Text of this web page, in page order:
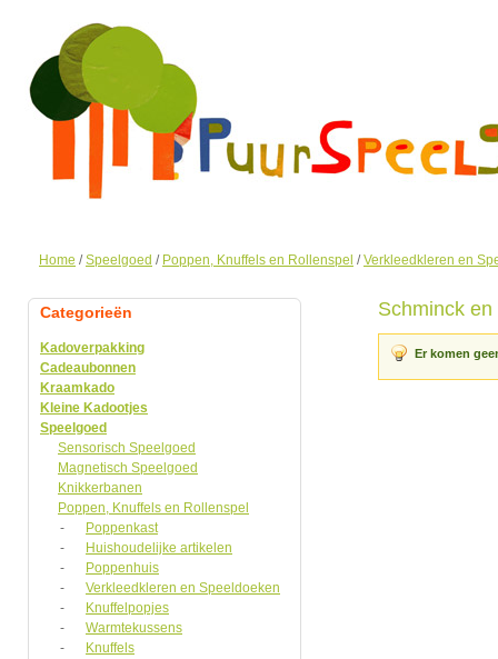
Home /Speelgoed / Poppen, Knuffels en Rollenspel /Verkleedkleren en
Schminck
Er komen
Categorieën
Kadoverpakking
Cadeaubonnen
Kraamkado
Kleine Kadootjes
Speelgoed
Sensorisch Speelgoed
Magnetisch Speelgoed
Knikkerbanen
Poppen, Knuffels en Rollenspel
-
Poppenkast
-
Huishoudelijke artikelen
-
Poppenhuis
-
Verkleedkleren en Speeldoeken
-
Knuffelpopjes
-
Warmtekussens
-
Knuffels